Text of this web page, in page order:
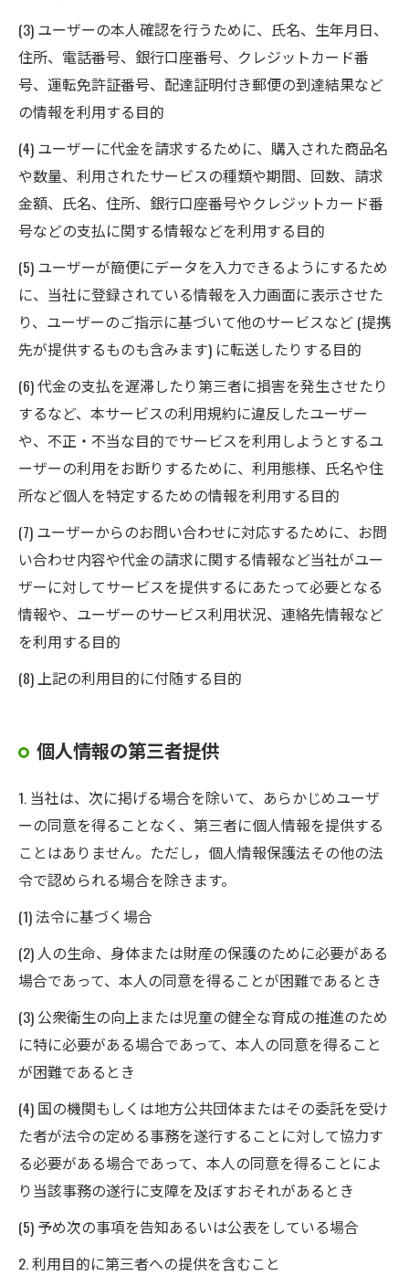
(3) ユーザーの本人確認を行うために、氏名、生年月日、
住所、電話番号、銀行口座番号、クレジットカード番
号、運転免許証番号、配達証明付き郵便の到達結果など
の情報を利用する目的
(4) ユーザーに代金を請求するために、購入された商品名
や数量、利用されたサービスの種類や期間、回数、請求
金額、氏名、住所、銀行口座番号やクレジットカード番
号などの支払に関する情報などを利用する目的
(5) ユーザーが簡便にデータを入力できるようにするため
に、当社に登録されている情報を入力画面に表示させた
り、ユーザーのご指示に基づいて他のサービスなど (提携
先が提供するものも含みます) に転送したりする目的
(6) 代金の支払を遅滞したり第三者に損害を発生させたり
するなど、本サービスの利用規約に違反したユーザー
や、不正・不当な目的でサービスを利用しようとするユ
ーザーの利用をお断りするために、利用態様、氏名や住
所など個人を特定するための情報を利用する目的
(7) ユーザーからのお問い合わせに対応するために、お問
い合わせ内容や代金の請求に関する情報など当社がユー
ザーに対してサービスを提供するにあたって必要となる
情報や、ユーザーのサービス利用状況、連絡先情報など
を利用する目的
(8) 上記の利用目的に付随する目的
個人情報の第三者提供
1. 当社は、次に掲げる場合を除いて、あらかじめユーザ
ーの同意を得ることなく、第三者に個人情報を提供する
ことはありません。ただし，個人情報保護法その他の法
令で認められる場合を除きます。
(1) 法令に基づく場合
(2) 人の生命、身体または財産の保護のために必要がある
場合であって、本人の同意を得ることが困難であるとき
(3) 公衆衛生の向上または児童の健全な育成の推進のため
に特に必要がある場合であって、本人の同意を得ること
が困難であるとき
(4) 国の機関もしくは地方公共団体またはその委託を受け
た者が法令の定める事務を遂行することに対して協力す
る必要がある場合であって、本人の同意を得ることによ
り当該事務の遂行に支障を及ぼすおそれがあるとき
(5) 予め次の事項を告知あるいは公表をしている場合
2. 利用目的に第三者への提供を含むこと